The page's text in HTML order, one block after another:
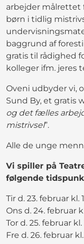
arbejder målrettet
børn i tidlig
baggrund af
gratis til rådighed
kolleger ifm. jeres
Oveni udbyder vi,
Sund By, et gratis
og det fælles
mistrivsel”.
Alle de unge
Vi spiller på
følgende
Tir d. 23. februar kl.
Ons d. 24. februar
Tor d. 25. februar kl.
Fre d. 26. februar